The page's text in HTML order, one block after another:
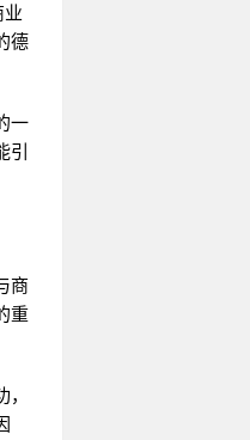
业
德
一
引
商
重